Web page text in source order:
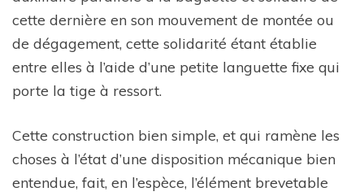
cette dernière en son mouvement de montée ou
de dégagement, cette solidarité étant établie
entre elles à l’aide d’une petite languette fixe qui
porte la tige à ressort.
Cette construction bien simple, et qui ramène les
choses à l’état d’une disposition mécanique bien
entendue, fait, en l’espèce, l’élément brevetable